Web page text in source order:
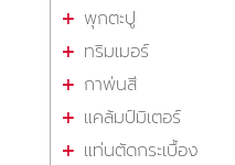
พุกตะปู
ทริมเมอร์
กาพ่นสี
แคล้มป์มิเตอร์
แท่นตัดกระเบื้อง